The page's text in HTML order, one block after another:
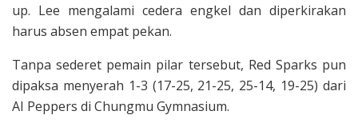
up. Lee mengalami cedera engkel dan diperkirakan
harus absen empat pekan.
Tanpa sederet pemain pilar tersebut, Red Sparks pun
dipaksa menyerah 1-3 (17-25, 21-25, 25-14, 19-25) dari
AI Peppers di Chungmu Gymnasium.